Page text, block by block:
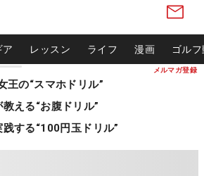
メルマガ登録
ア レッスン ライフ 漫画 ゴル
王の“スマホドリル”
える“お腹ドリル”
する“100円玉ドリル”